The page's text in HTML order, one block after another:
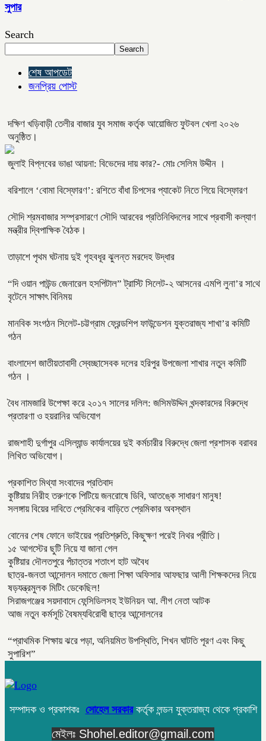
সুপার
Search
Search
শেষ আপডেট
জনপ্রিয় পোস্ট
দক্ষিণ খড়িবাড়ী তেলীর বাজার যুব সমাজ কর্তৃক আয়োজিত ফুটবল খেলা ২০২৬
অনুষ্ঠিত।
জুলাই বিপ্লবের ভাঙা আয়না: বিভেদের দায় কার?- মোঃ সেলিম উদ্দীন ।
বরিশালে ‘বোমা বিস্ফোরণ’: রশিতে বাঁধা চিপসের প্যাকেট নিতে গিয়ে বিস্ফোরণ
সৌদি শ্রমবাজার সম্প্রসারণে সৌদি আরবের প্রতিনিধিদলের সাথে প্রবাসী কল্যাণ
মন্ত্রীর দ্বিপাক্ষিক বৈঠক।
তাড়াশে পৃথম ঘটনায় দুই গৃহবধূর ঝুলন্ত মরদেহ উদ্ধার
“দি ওয়ান পাউন্ড জেনারেল হসপিটাল” ট্রাস্টি সিলেট-২ আসনের এমপি লুনা’র সা‌থে
বৃটেনে সাক্ষাৎ বিনিময়
মানবিক সংগঠন সিলেট-চট্টগ্রাম ফ্রেন্ডশিপ ফাউন্ডেশন যুক্তরাজ্য শাখা’র কমিটি
গঠন
বাংলাদেশ জাতীয়তাবাদী স্বেচ্ছাসেবক দলের হরিপুর উপজেলা শাখার নতুন কমিটি
গঠন ।
বৈধ নামজারি উপেক্ষা করে ২০১৭ সালের দলিল: জসিমউদ্দিন খন্দকারদের বিরুদ্ধে
প্রতারণা ও হয়রানির অভিযোগ
রাজশাহী দুর্গাপুর এসিল্যান্ড কার্যালয়ের দুই কর্মচারীর বিরুদ্ধে জেলা প্রশাসক বরাবর
লিখিত অভিযোগ।
প্রকাশিত মিথ্যা সংবাদের প্রতিবাদ
কুষ্টিয়ায় নিরীহ তরুণকে পিটিয়ে জনরোষে ডিবি, আতঙ্কে সাধারণ মানুষ!
সলঙ্গায় বিয়ের দাবিতে প্রেমিকের বাড়িতে প্রেমিকার অবস্থান
বোনের শেষ ফোনে ভাইয়ের প্রতিশ্রুতি, কিছুক্ষণ পরেই নিথর প্রীতি।
১৫ আগস্টের ছুটি নিয়ে যা জানা গেল
কুষ্টিয়ার দৌলতপুরে পঁচাত্তর শতাংশ হাট অবৈধ
ছাত্র-জনতা আন্দোলন দমাতে জেলা শিক্ষা অফিসার আফছার আলী শিক্ষকদের নিয়ে
ষড়যন্ত্রমুলক মিটিং ডেকেছিল!
সিরাজগঞ্জের সয়দাবাদে ফেন্সিডিলসহ ইউনিয়ন আ. লীগ নেতা আটক
আজ নতুন কর্মসূচি বৈষম্যবিরোধী ছাত্র আন্দোলনের
“প্রাথমিক শিক্ষায় ঝরে পড়া, অনিয়মিত উপস্থিতি, শিখন ঘাটতি পূরণ এবং কিছু
সুপারিশ”
সম্পাদক ও প্রকাশকঃ সোহেল সরকারকর্তৃক লন্ডন যুক্তরাজ্য থেকে প্রকাশি
মেইলঃ Shohel.editor@gmail.com